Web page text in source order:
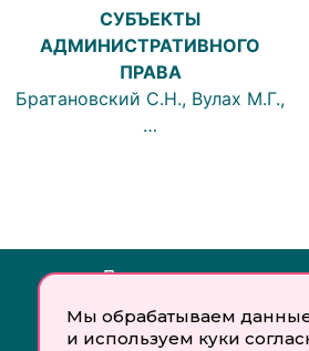
Мы обрабатываем
и используем куки
СУБЪЕКТЫ
АДМИНИСТРАТИВНОГО
ПРАВА
Братановский С.Н., Вулах М.Г.,
…
Документы:
Отзыв согласия на